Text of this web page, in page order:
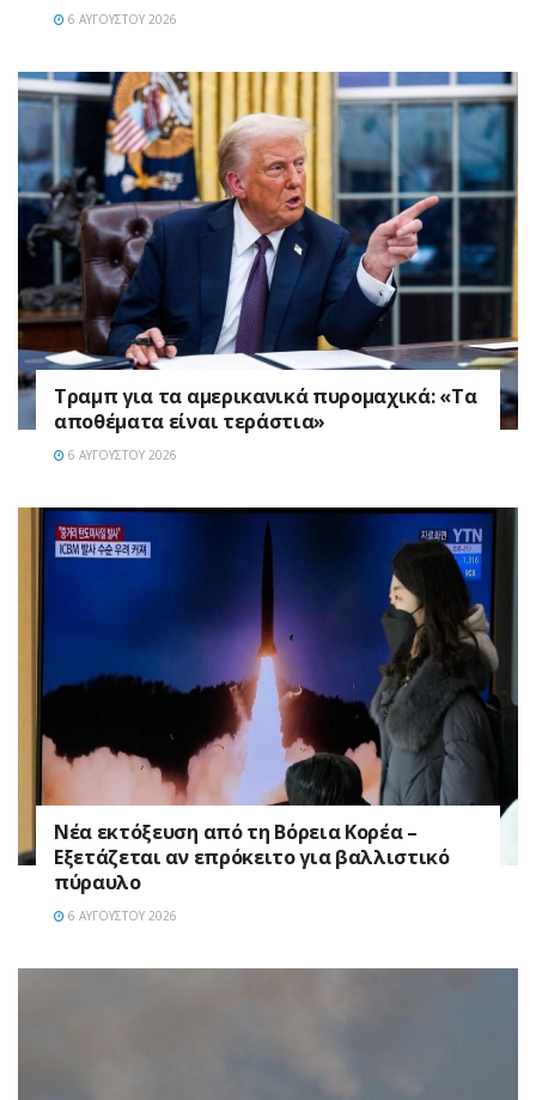
6 ΑΥΓΟΎΣΤΟΥ 2026
Τραμπ για τα αμερικανικά πυρομαχικά: «Τα
αποθέματα είναι τεράστια»
6 ΑΥΓΟΎΣΤΟΥ 2026
Νέα εκτόξευση από τη Βόρεια Κορέα –
Εξετάζεται αν επρόκειτο για βαλλιστικό
πύραυλο
6 ΑΥΓΟΎΣΤΟΥ 2026